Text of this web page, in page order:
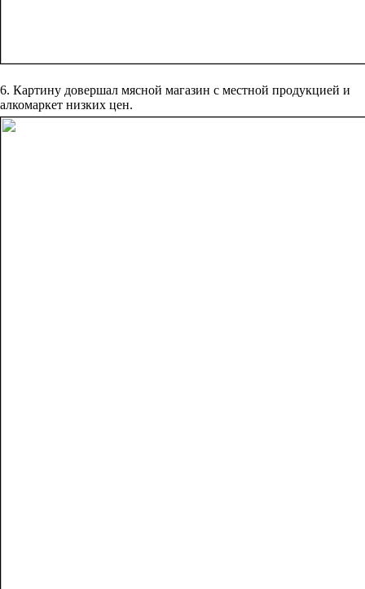
6. Картину довершал мясной магазин с местной продукцией и
алкомаркет низких цен.